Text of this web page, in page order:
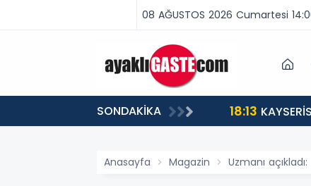
08 AĞUSTOS 2026 Cumartesi
SONDAKİKA
VAR, MÜCADELE VAR!” 18:13
Anasayfa Magazin Uzmanı